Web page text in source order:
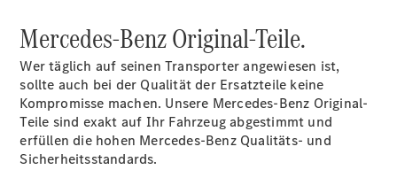
Vito
Kastenwagen
eVito
Kastenwagen
- elektrisch
Vito Mixto
Vito Tourer
eVito
Mercedes-Benz Original-Teile.
Wer täglich auf seinen Transporter angewiesen ist,
sollte auch bei der Qualität der Ersatzteile keine
Kompromisse machen. Unsere Mercedes-Benz Original-
Teile sind exakt auf Ihr Fahrzeug abgestimmt und
erfüllen die hohen Mercedes-Benz Qualitäts- und
Sicherheitsstandards.